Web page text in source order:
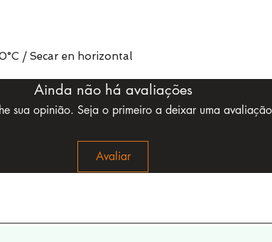
/ Secar en horizontal
Ainda não há avaliações
sua opinião. Seja o primeiro a deixar uma
Avaliar